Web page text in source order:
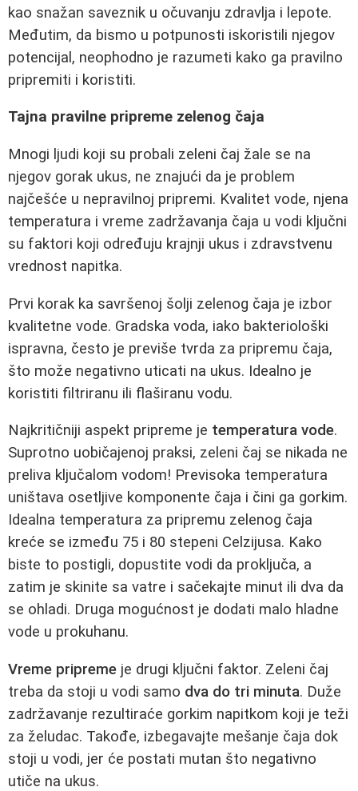
kao snažan saveznik u očuvanju zdravlja i lepote.
Međutim, da bismo u potpunosti iskoristili njegov
potencijal, neophodno je razumeti kako ga pravilno
pripremiti i koristiti.
Tajna pravilne pripreme zelenog čaja
Mnogi ljudi koji su probali zeleni čaj žale se na
njegov gorak ukus, ne znajući da je problem
najčešće u nepravilnoj pripremi. Kvalitet vode, njena
temperatura i vreme zadržavanja čaja u vodi ključni
su faktori koji određuju krajnji ukus i zdravstvenu
vrednost napitka.
Prvi korak ka savršenoj šolji zelenog čaja je izbor
kvalitetne vode. Gradska voda, iako bakteriološki
ispravna, često je previše tvrda za pripremu čaja,
što može negativno uticati na ukus. Idealno je
koristiti filtriranu ili flaširanu vodu.
Najkritičniji aspekt pripreme je temperatura vode.
Suprotno uobičajenoj praksi, zeleni čaj se nikada ne
preliva ključalom vodom! Previsoka temperatura
uništava osetljive komponente čaja i čini ga gorkim.
Idealna temperatura za pripremu zelenog čaja
kreće se između 75 i 80 stepeni Celzijusa. Kako
biste to postigli, dopustite vodi da proključa, a
zatim je skinite sa vatre i sačekajte minut ili dva da
se ohladi. Druga mogućnost je dodati malo hladne
vode u prokuhanu.
Vreme pripreme je drugi ključni faktor. Zeleni čaj
treba da stoji u vodi samo dva do tri minuta. Duže
zadržavanje rezultiraće gorkim napitkom koji je teži
za želudac. Takođe, izbegavajte mešanje čaja dok
stoji u vodi, jer će postati mutan što negativno
utiče na ukus.